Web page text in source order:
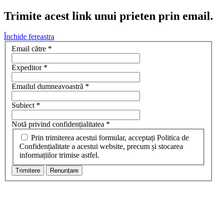
Trimite acest link unui prieten prin email.
Închide fereastra
Email către *
Expeditor*
Emailul dumneavoastră *
Subiect*
Notă privind confidențialitatea *
Confidențialitate a acestui website, precum și stocarea
informațiilor trimise astfel.
Trimitere Renunțare